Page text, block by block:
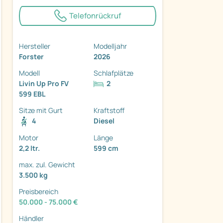
Telefonrückruf
Hersteller
Forster
Modelljahr
2026
Modell
Livin Up Pro FV
599 EBL
Schlafplätze
2
Sitze mit Gurt
4
Kraftstoff
Diesel
Motor
2,2 ltr.
Länge
599 cm
max. zul. Gewicht
3.500 kg
Preisbereich
50.000 - 75.000 €
Händler